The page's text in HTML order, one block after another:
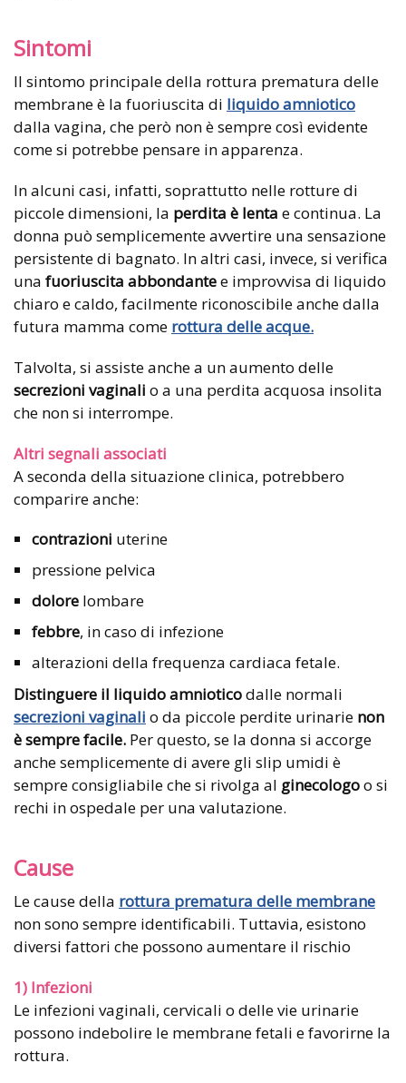
Sintomi
Il sintomo principale della rottura prematura delle
membrane è la fuoriuscita di liquido amniotico
dalla vagina, che però non è sempre così evidente
come si potrebbe pensare in apparenza.
In alcuni casi, infatti, soprattutto nelle rotture di
piccole dimensioni, la perdita è lenta e continua. La
donna può semplicemente avvertire una sensazione
persistente di bagnato. In altri casi, invece, si verifica
una fuoriuscita abbondantee improvvisa di liquido
chiaro e caldo, facilmente riconoscibile anche dalla
futura mamma come rottura delle acque.
Talvolta, si assiste anche a un aumento delle
secrezioni vaginali o a una perdita acquosa insolita
che non si interrompe.
Altri segnali associati
A seconda della situazione clinica, potrebbero
comparire anche:
contrazioni uterine
pressione pelvica
dolore lombare
febbre, in caso di infezione
alterazioni della frequenza cardiaca fetale.
Distinguere il liquido amnioticodalle normali
secrezioni vaginali o da piccole perdite urinarie non
è sempre facile. Per questo, se la donna si accorge
anche semplicemente di avere gli slip umidi è
sempre consigliabile che si rivolga al ginecologoo si
rechi in ospedale per una valutazione.
Cause
Le cause della rottura prematura delle membrane
non sono sempre identificabili. Tuttavia, esistono
diversi fattori che possono aumentare il rischio
1) Infezioni
Le infezioni vaginali, cervicali o delle vie urinarie
possono indebolire le membrane fetali e favorirne la
rottura.